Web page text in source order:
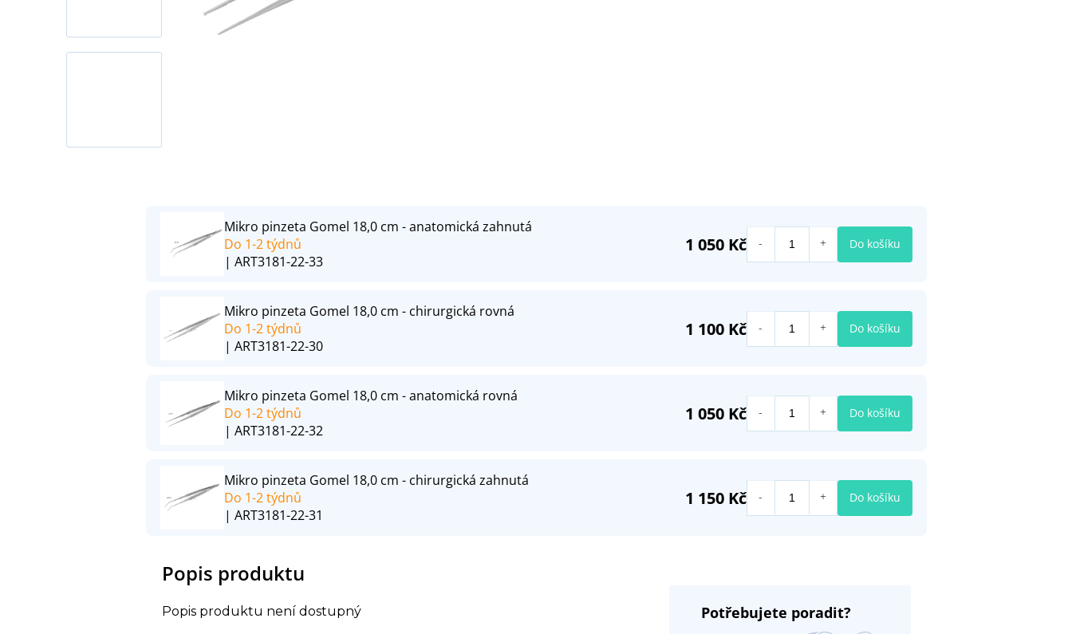
Popis produktu
Popis produktu není dostupný Potřebujete poradit?
Mikro pinzeta Gomel 18,0 cm - anatomická zahnutá
Do 1-2 týdnů
| ART3181-22-33
1 050 Kč Do košíku
Mikro pinzeta Gomel 18,0 cm - chirurgická rovná
Do 1-2 týdnů
| ART3181-22-30
1 100 Kč Do košíku
Mikro pinzeta Gomel 18,0 cm - anatomická rovná
Do 1-2 týdnů
| ART3181-22-32
1 050 Kč Do košíku
Mikro pinzeta Gomel 18,0 cm - chirurgická zahnutá
Do 1-2 týdnů
| ART3181-22-31
1 150 Kč Do košíku